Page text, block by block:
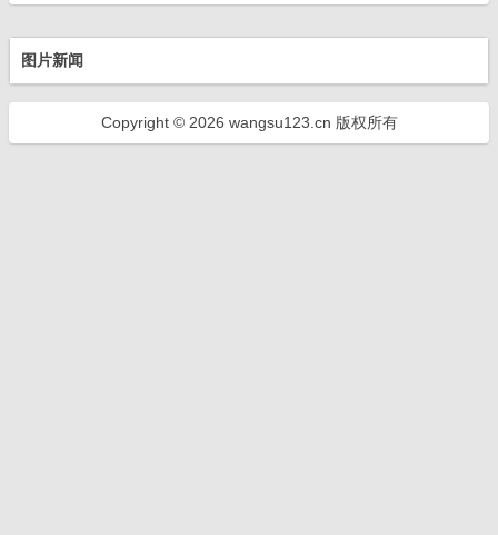
图片新闻
Copyright © 2026 wangsu123.cn 版权所有